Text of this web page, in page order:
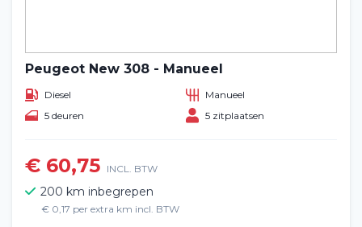
Peugeot New 308 - Manueel
Diesel
Manueel
5 deuren
5 zitplaatsen
€ 60,75 INCL. BTW
200 km inbegrepen
€ 0,17 per extra km incl. BTW